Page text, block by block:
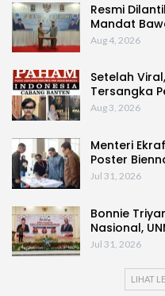
Resmi
Mandat
Aug 4, 2026
Setelah
Tersangka
Aug 3, 2026
Menteri
Poster
Jul 31, 2026
Bonnie
Nasional,
Jul 31, 2026
LIHAT